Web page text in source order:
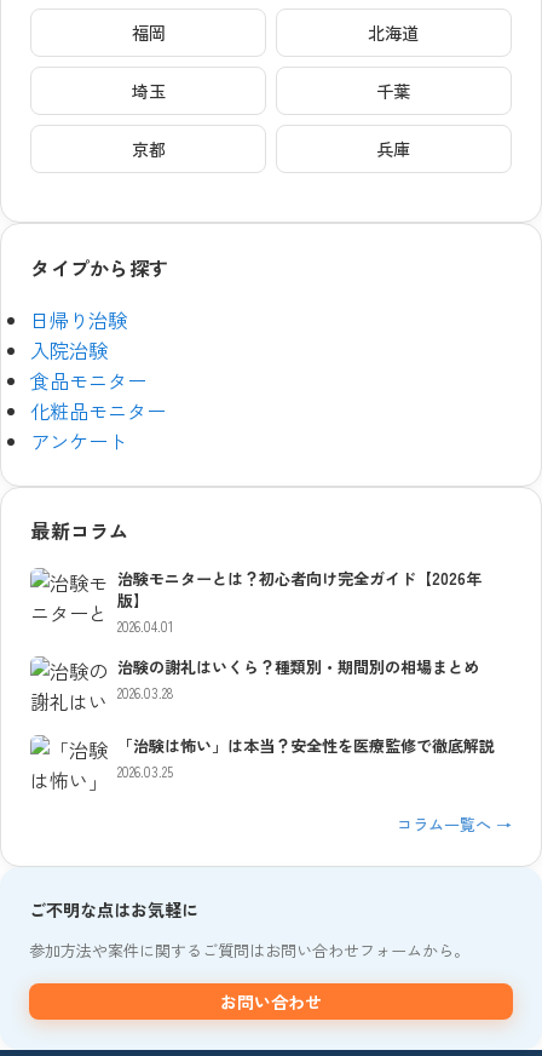
福岡 北海道
埼玉 千葉
京都 兵庫
タイプから探す
日帰り治験
入院治験
食品モニター
化粧品モニター
アンケート
最新コラム
治験モニターとは？初心者向け完全ガイド【2026年
版】
2026.04.01
治験の謝礼はいくら？種類別・期間別の相場まとめ
2026.03.28
「治験は怖い」は本当？安全性を医療監修で徹底解説
2026.03.25
コラム一覧へ →
ご不明な点はお気軽に
参加方法や案件に関するご質問はお問い合わせフォームから。
お問い合わせ